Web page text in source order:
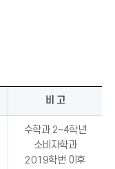
비 고
수학과 2~4학년
소비자학과
2019학번 이후